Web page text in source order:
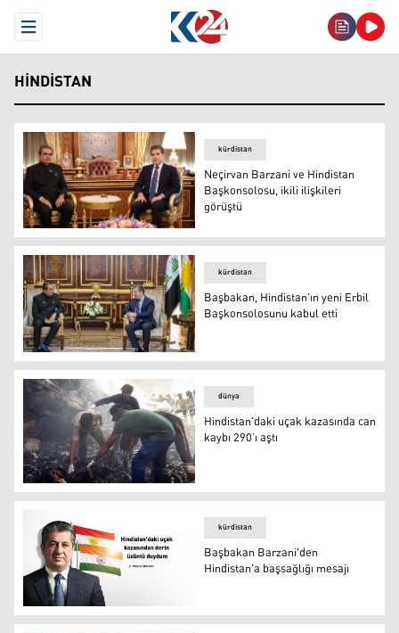
Open Menu
HINDISTAN
Kürdistan Bölgesi Başkanı Neçirvan Barzani ve
kürdistan
Neçirvan Barzani ve Hindistan
Başkonsolosu, ikili ilişkileri
görüştü
Başbakan, Hindistan'ın yeni Erbil Başkonsolosunu
kürdistan
Başbakan, Hindistan'ın yeni Erbil
Başkonsolosunu kabul etti
FOTO-AFP
dünya
Hindistan'daki uçak kazasında can
kaybı 290’ı aştı
Başbakan Barzani'den Hindistan'a başsağlığı mesajı
kürdistan
Başbakan Barzani'den
Hindistan'a başsağlığı mesajı